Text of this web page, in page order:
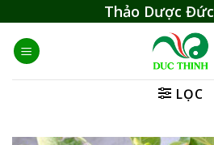
content
Thảo Dược
LỌC